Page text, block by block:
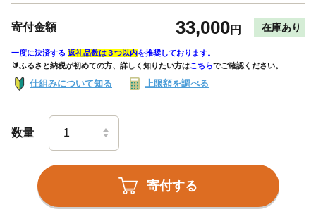
寄付金額 33,000円 在庫あり
一度に決済する 返礼品数は３つ以内を推奨しております。
🔰ふるさと納税が初めての方、詳しく知りたい方はこちらでご確認ください。
仕組みについて知る 上限額を調べる
数量
寄付する